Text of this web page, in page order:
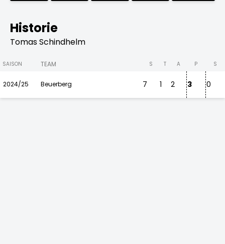
Historie
Tomas Schindhelm
SAISON TEAM S T A P S
2024/25 Beuerberg 7 1 2 3 0